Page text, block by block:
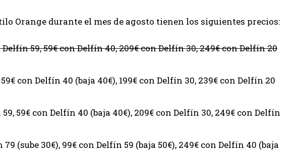
Orange durante el mes de agosto tienen los siguientes precios:
59, 59€ con Delfín 40, 209€ con Delfín 30, 249€ con Delfín 20
con Delfín 40 (baja 40€), 199€ con Delfín 30, 239€ con Delfín 20
59€ con Delfín 40 (baja 40€), 209€ con Delfín 30, 249€ con Delfín
(sube 30€), 99€ con Delfín 59 (baja 50€), 249€ con Delfín 40 (baja